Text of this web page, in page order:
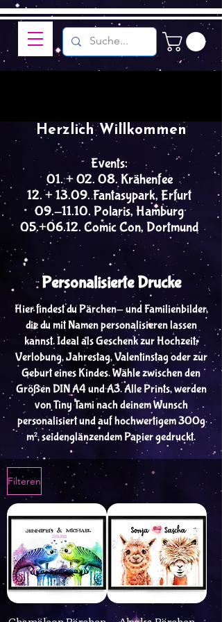
Events:
01. + 02. 08. Krähenfee
12. + 13.09. Fantasypark, Erfurt
09.-11.10. Polaris, Hamburg
05.+06.12. Comic Con, Dortmund
Herzlich Willkommen
Personalisierte Drucke
Hier findest du Pärchen- und Familienbilder,
die du mit Namen personalisieren lassen
kannst. Ideal als Geschenk zur Hochzeit,
Verlobung, Jahrestag, Valentinstag oder zur
Geburt eines Kindes. Wähle zwischen den
Größen DIN A4 und A3. Alle Prints, werden
von Tiny Tami nach deinem Wunsch
personalisiert und auf hochwertigem 300g
m², seidenglänzendem Papier gedruckt.
Filteren